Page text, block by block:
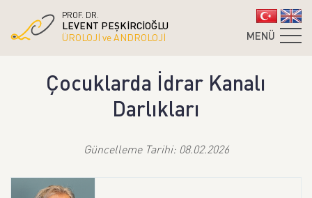
PROF. DR.
LEVENT PEŞKİRCİOĞLU
ÜROLOJİ ve ANDROLOJİ
MENÜ
Çocuklarda İdrar Kanalı
Darlıkları
Güncelleme Tarihi: 08.02.2026